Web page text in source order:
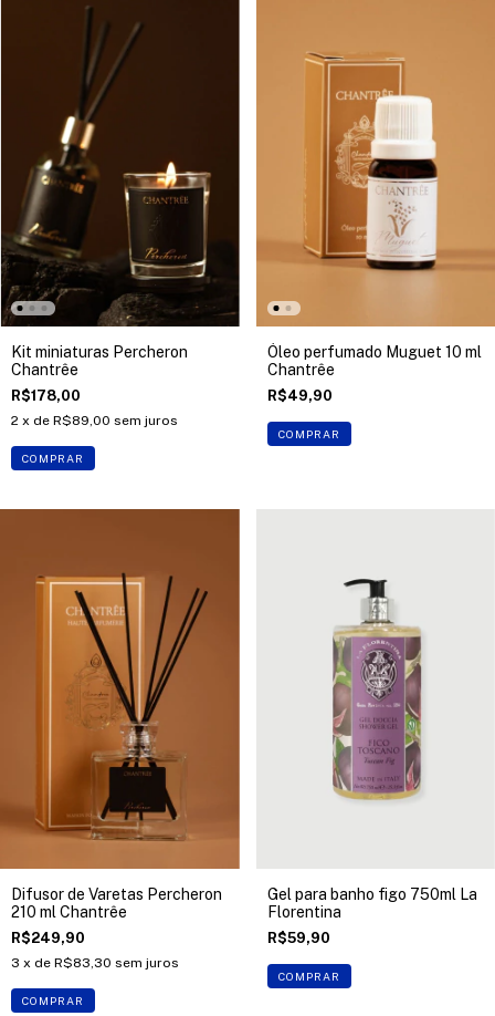
Kit miniaturas Percheron
Chantrêe
R$178,00
2 x de R$89,00 sem juros
COMPRAR
Óleo perfumado Muguet 10 ml
Chantrêe
R$49,90
COMPRAR
Difusor de Varetas Percheron
210 ml Chantrêe
R$249,90
3 x de R$83,30 sem juros
COMPRAR
Gel para banho figo 750ml La
Florentina
R$59,90
COMPRAR